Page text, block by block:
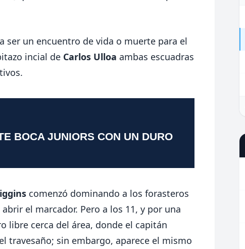
ser un encuentro de vida o muerte para el
incial de Carlos Ulloa ambas escuadras
BOCA JUNIORS CON UN DURO
comenzó dominando a los forasteros
el marcador. Pero a los 11, y por una
libre cerca del área, donde el capitán
travesaño; sin embargo, aparece el mismo